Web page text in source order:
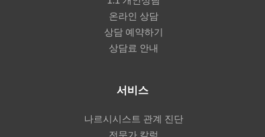
온라인 상담
상담 예약하기
상담료 안내
서비스
나르시시스트 관계 진단